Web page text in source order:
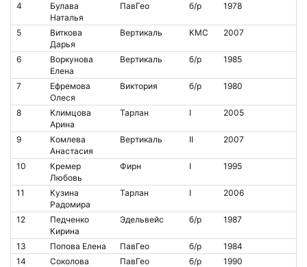
4
Булава
Наталья
ПавГео б/р 1978
5
Виткова
Дарья
Вертикаль КМС 2007
6
Воркунова
Елена
Вертикаль б/р 1985
7
Ефремова
Олеся
Виктория б/р 1980
8
Климцова
Арина
Тарлан I 2005
9
Комлева
Анастасия
Вертикаль II 2007
10
Кремер
Любовь
Фирн I 1995
11
Кузина
Радомира
Тарлан I 2006
12
Педченко
Кирина
Эдельвейс б/р 1987
13 Попова Елена ПавГео б/р
1984
14
Соколова
ПавГео б/р 1990